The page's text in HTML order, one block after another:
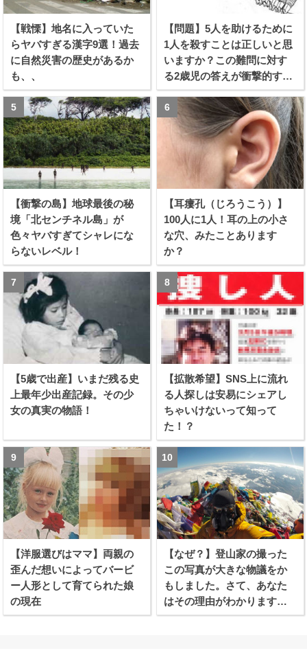
【戦慄】地名に入っていた
らヤバすぎる漢字9選！過去
に自然災害の歴史があるか
も、、
【問題】5人を助けるために
1人を殺すことは正しいと思
いますか？この難問に対す
る2歳児の答えが衝撃的すぎ
る！！
【衝撃の島】地球最後の秘
境「北センチネル島」が
色々ヤバすぎてシャレにな
らないレベル！
【耳瘻孔（じろうこう）】
100人に1人！耳の上の小さ
な穴、みたことあります
か？
【5歳で出産】いまだ残る史
上最年少出産記録。その少
女の真実の物語！
【拡散希望】SNS上に流れ
る人探しは安易にシェアし
ちゃいけないって知って
た！？
【洋服選びはママ】両親の
歪んだ想いによってバービ
ー人形として育てられた娘
の現在
【なぜ？】登山家の撮った
この写真が大きな物議をか
もしました。さて、あなた
はその理由がわかります
か？